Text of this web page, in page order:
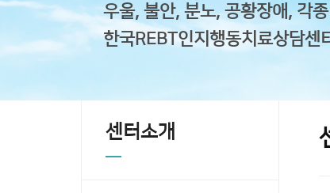
우울, 불안, 분노, 공황장애, 각
한국REBT인지행동치료상담센
센터소개